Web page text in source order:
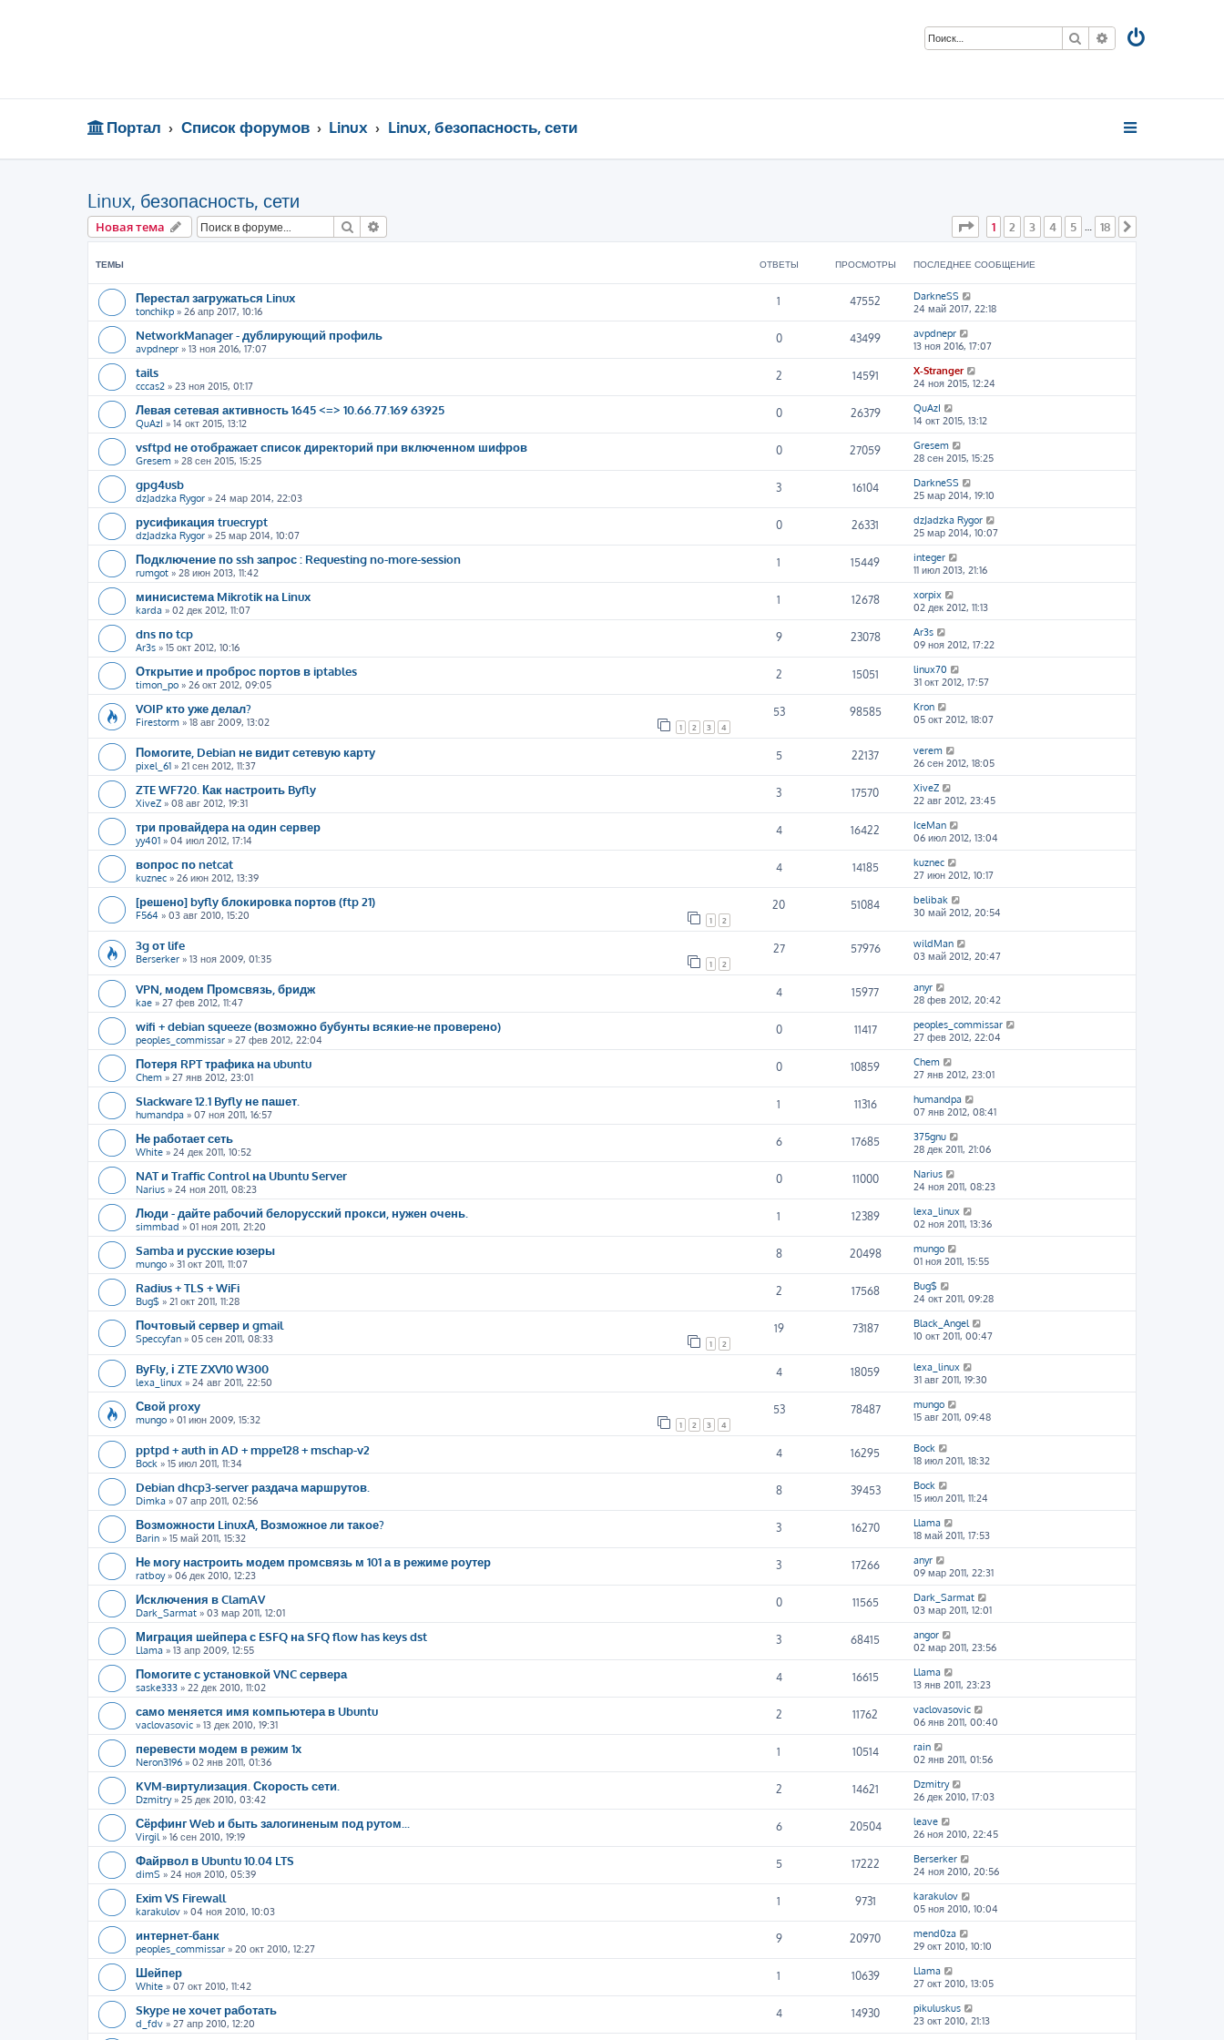
Поиск Расширенный
Портал Список форумов Linux Linux, безопасность, сети
Linux, безопасность, сети
Новая тема Поиск Страница из
1 2 3 4 5 … 18
ТЕМЫ ОТВЕТЫ ПРОСМОТРЫ ПОСЛЕДНЕЕ СООБЩЕНИЕ
Перестал загружаться Linux
tonchikp » 26 апр 2017, 10:16
1 47552
DarkneSS
24 май 2017, 22:18
NetworkManager - дублирующий профиль
avpdnepr » 13 ноя 2016, 17:07
0 43499
avpdnepr
13 ноя 2016, 17:07
tails
cccas2 » 23 ноя 2015, 01:17
2 14591
X-Stranger
24 ноя 2015, 12:24
Левая сетевая активность 1645 <=> 10.66.77.169 63925
QuAzI » 14 окт 2015, 13:12
0 26379
QuAzI
14 окт 2015, 13:12
vsftpd не отображает список директорий при включенном шифров
Gresem » 28 сен 2015, 15:25
0 27059
Gresem
28 сен 2015, 15:25
gpg4usb
dzJadzka Rygor » 24 мар 2014, 22:03
3 16104
DarkneSS
25 мар 2014, 19:10
русификация truecrypt
dzJadzka Rygor » 25 мар 2014, 10:07
0 26331
dzJadzka Rygor
25 мар 2014, 10:07
Подключение по ssh запрос : Requesting no-more-session
rumgot » 28 июн 2013, 11:42
1 15449
integer
11 июл 2013, 21:16
минисистема Mikrotik на Linux
karda » 02 дек 2012, 11:07
1 12678
xorpix
02 дек 2012, 11:13
dns по tcp
Ar3s » 15 окт 2012, 10:16
9 23078
Ar3s
09 ноя 2012, 17:22
Открытие и проброс портов в iptables
timon_po » 26 окт 2012, 09:05
2 15051
linux70
31 окт 2012, 17:57
VOIP кто уже делал?
Firestorm » 18 авг 2009, 13:02 1 2 3 4
53 98585
Kron
05 окт 2012, 18:07
Помогите, Debian не видит сетевую карту
pixel_61 » 21 сен 2012, 11:37
5 22137
verem
26 сен 2012, 18:05
ZTE WF720. Как настроить Byfly
XiveZ » 08 авг 2012, 19:31
3 17570
XiveZ
22 авг 2012, 23:45
три провайдера на один сервер
yy401 » 04 июл 2012, 17:14
4 16422
IceMan
06 июл 2012, 13:04
вопрос по netcat
kuznec » 26 июн 2012, 13:39
4 14185
kuznec
27 июн 2012, 10:17
[решено] byfly блокировка портов (ftp 21)
F564 » 03 авг 2010, 15:20 1 2
20 51084
belibak
30 май 2012, 20:54
3g от life
Berserker » 13 ноя 2009, 01:35 1 2
27 57976
wildMan
03 май 2012, 20:47
VPN, модем Промсвязь, бридж
kae » 27 фев 2012, 11:47
4 15977
anyr
28 фев 2012, 20:42
wifi + debian squeeze (возможно бубунты всякие-не проверено)
peoples_commissar » 27 фев 2012, 22:04
0 11417
peoples_commissar
27 фев 2012, 22:04
Потеря RPT трафика на ubuntu
Chem » 27 янв 2012, 23:01
0 10859
Chem
27 янв 2012, 23:01
Slackware 12.1 Byfly не пашет.
humandpa » 07 ноя 2011, 16:57
1 11316
humandpa
07 янв 2012, 08:41
Не работает сеть
White » 24 дек 2011, 10:52
6 17685
375gnu
28 дек 2011, 21:06
NAT и Traffic Control на Ubuntu Server
Narius » 24 ноя 2011, 08:23
0 11000
Narius
24 ноя 2011, 08:23
Люди - дайте рабочий белорусский прокси, нужен очень.
simmbad » 01 ноя 2011, 21:20
1 12389
lexa_linux
02 ноя 2011, 13:36
Samba и русские юзеры
mungo » 31 окт 2011, 11:07
8 20498
mungo
01 ноя 2011, 15:55
Radius + TLS + WiFi
Bug$ » 21 окт 2011, 11:28
2 17568
Bug$
24 окт 2011, 09:28
Почтовый сервер и gmail
Speccyfan » 05 сен 2011, 08:33 1 2
19 73187
Black_Angel
10 окт 2011, 00:47
ByFly, і ZTE ZXV10 W300
lexa_linux » 24 авг 2011, 22:50
4 18059
lexa_linux
31 авг 2011, 19:30
Свой proxy
mungo » 01 июн 2009, 15:32 1 2 3 4
53 78487
mungo
15 авг 2011, 09:48
pptpd + auth in AD + mppe128 + mschap-v2
Bock » 15 июл 2011, 11:34
4 16295
Bock
18 июл 2011, 18:32
Debian dhcp3-server раздача маршрутов.
Dimka » 07 апр 2011, 02:56
8 39453
Bock
15 июл 2011, 11:24
Возможности LinuxА, Возможное ли такое?
Barin » 15 май 2011, 15:32
3 16270
Llama
18 май 2011, 17:53
Не могу настроить модем промсвязь м 101 а в режиме роутер
ratboy» 06 дек 2010, 12:23
3 17266
anyr
09 мар 2011, 22:31
Исключения в ClamAV
Dark_Sarmat » 03 мар 2011, 12:01
0 11565
Dark_Sarmat
03 мар 2011, 12:01
Миграция шейпера с ESFQ на SFQ flow has keys dst
Llama » 13 апр 2009, 12:55
3 68415
angor
02 мар 2011, 23:56
Помогите с установкой VNC сервера
saske333 » 22 дек 2010, 11:02
4 16615
Llama
13 янв 2011, 23:23
само меняется имя компьютера в Ubuntu
vaclovasovic » 13 дек 2010, 19:31
2 11762
vaclovasovic
06 янв 2011, 00:40
перевести модем в режим 1х
Neron3196 » 02 янв 2011, 01:36
1 10514
rain
02 янв 2011, 01:56
KVM-виртулизация. Скорость сети.
Dzmitry» 25 дек 2010, 03:42
2 14621
Dzmitry
26 дек 2010, 17:03
Сёрфинг Web и быть залогиненым под рутом...
Virgil» 16 сен 2010, 19:19
6 20504
leave
26 ноя 2010, 22:45
Файрвол в Ubuntu 10.04 LTS
dimS » 24 ноя 2010, 05:39
5 17222
Berserker
24 ноя 2010, 20:56
Exim VS Firewall
karakulov » 04 ноя 2010, 10:03
1 9731
karakulov
05 ноя 2010, 10:04
интернет-банк
peoples_commissar » 20 окт 2010, 12:27
9 20970
mend0za
29 окт 2010, 10:10
Шейпер
White » 07 окт 2010, 11:42
1 10639
Llama
27 окт 2010, 13:05
Skype не хочет работать
d_fdv » 27 апр 2010, 12:20
4 14930
pikuluskus
23 окт 2010, 21:13